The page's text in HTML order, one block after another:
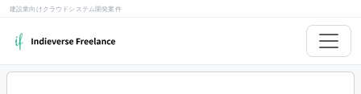
建設業向けクラウドシステム開発案件